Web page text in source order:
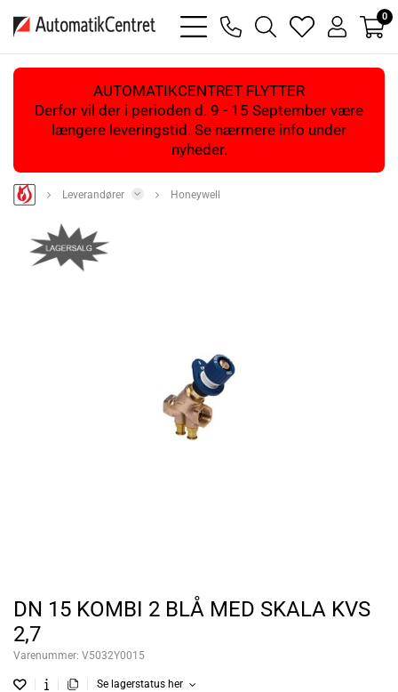
bars
light
phone
magnifying
glass
heart
light
user
light
0
AUTOMATIKCENTRET FLYTTER
Derfor vil der i perioden d. 9 - 15 September være
længere leveringstid. Se nærmere info under
nyheder.
Leverandører Honeywell
DN 15 KOMBI 2 BLÅ MED SKALA KVS
2,7
Varenummer: V5032Y0015
Se lagerstatus her